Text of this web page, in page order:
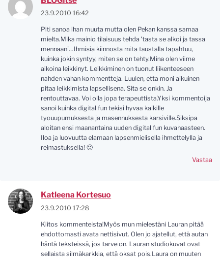
23.9.2010 16:42
Piti sanoa ihan muuta mutta olen Pekan kanssa samaa
mielta.Mika mainio tilaisuus tehda 'tasta se alkoi ja tassa
mennaan'…Ihmisia kiinnosta mita taustalla tapahtuu,
kuinka jokin syntyy, miten se on tehty.Mina olen viime
aikoina leikkinyt. Leikkiminen on tuonut liikenteeseen
nahden vahan kommentteja. Luulen, etta moni aikuinen
pitaa leikkimista lapsellisena. Sita se onkin. Ja
rentouttavaa. Voi olla jopa terapeuttista.Yksi kommentoija
sanoi kuinka digital fun tekisi hyvaa kaikille
tyouupumuksesta ja masennuksesta karsiville.Siksipa
aloitan ensi maanantaina uuden digital fun kuvahaasteen.
Iloa ja luovuutta elamaan lapsenmielisella ihmettelylla ja
reimastuksella! 🙂
Vastaa
Katleena Kortesuo
23.9.2010 17:28
Kiitos kommenteista!Myös mun mielestäni Lauran pitää
ehdottomasti avata nettisivut. Olen jo ajatellut, että autan
häntä teksteissä, jos tarve on. Lauran studiokuvat ovat
sellaista silmäkarkkia, että oksat pois.Laura on muuten